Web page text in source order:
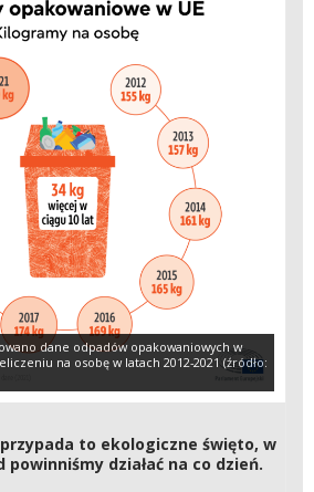
dane odpadów opakowaniowych w
na osobę w latach 2012-2021 (źródło:
to ekologiczne święto, w
działać na co dzień.